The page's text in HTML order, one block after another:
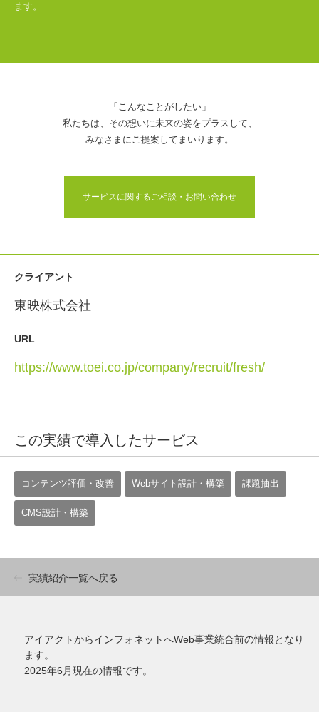
ます。
「こんなことがしたい」
私たちは、その想いに未来の姿をプラスして、
みなさまにご提案してまいります。
サービスに関するご相談・お問い合わせ
クライアント
東映株式会社
URL
https://www.toei.co.jp/company/recruit/fresh/
この実績で導入したサービス
コンテンツ評価・改善 Webサイト設計・構築 課題抽出
CMS設計・構築
実績紹介一覧へ戻る
アイアクトからインフォネットへWeb事業統合前の情報となり
ます。
2025年6月現在の情報です。